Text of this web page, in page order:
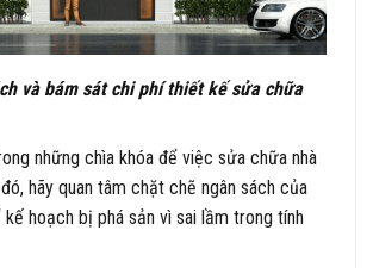
và bám sát chi phí thiết kế sửa chữa
những chìa khóa để việc sửa chữa nhà
hãy quan tâm chặt chẽ ngân sách của
kế hoạch bị phá sản vì sai lầm trong tính